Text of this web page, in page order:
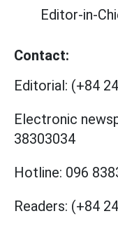
Editor-in-
Contact:
Editorial: (+84
Electronic
38303034
Hotline: 096
Readers: (+84